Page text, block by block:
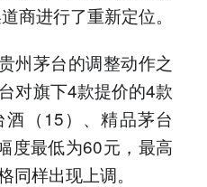
商进行了重新定位。
州茅台的调整动作之
对旗下4款提价的4款
（15）、精品茅台
度最低为60元，最高
样出现上调。